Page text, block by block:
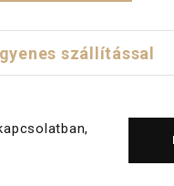
szállítással